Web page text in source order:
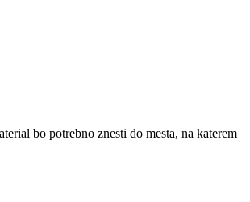
bo potrebno znesti do mesta, na katerem